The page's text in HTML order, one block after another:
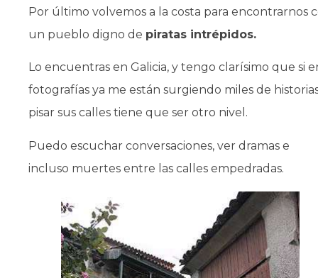
Por último volvemos a la costa para encontrarnos
un pueblo digno de piratas intrépidos.
Lo encuentras en Galicia, y tengo clarísimo que si
fotografías ya me están surgiendo miles de
pisar sus calles tiene que ser otro nivel.
Puedo escuchar conversaciones, ver dramas e
incluso muertes entre las calles empedradas.